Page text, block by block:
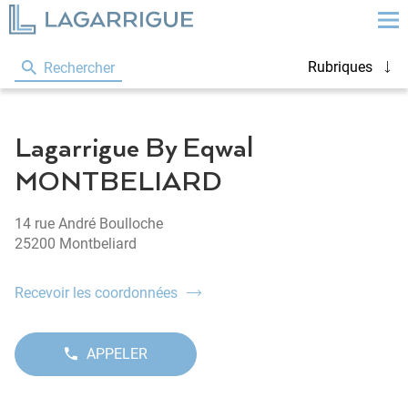
Rechercher Rubriques
Lagarrigue By Eqwal
MONTBELIARD
14 rue André Boulloche
25200 Montbeliard
Recevoir les coordonnées
du
de
vente
Lagarrigue
APPELER
AFFICHER
LE